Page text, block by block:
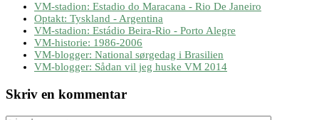
VM-stadion: Estadio do Maracana - Rio De Janeiro
Optakt: Tyskland - Argentina
VM-stadion: Estádio Beira-Rio - Porto Alegre
VM-historie: 1986-2006
VM-blogger: National sørgedag i Brasilien
VM-blogger: Sådan vil jeg huske VM 2014
Skriv en kommentar